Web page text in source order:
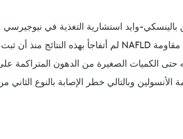
حتى الكميات الصغيرة من الدهون المتراكمة